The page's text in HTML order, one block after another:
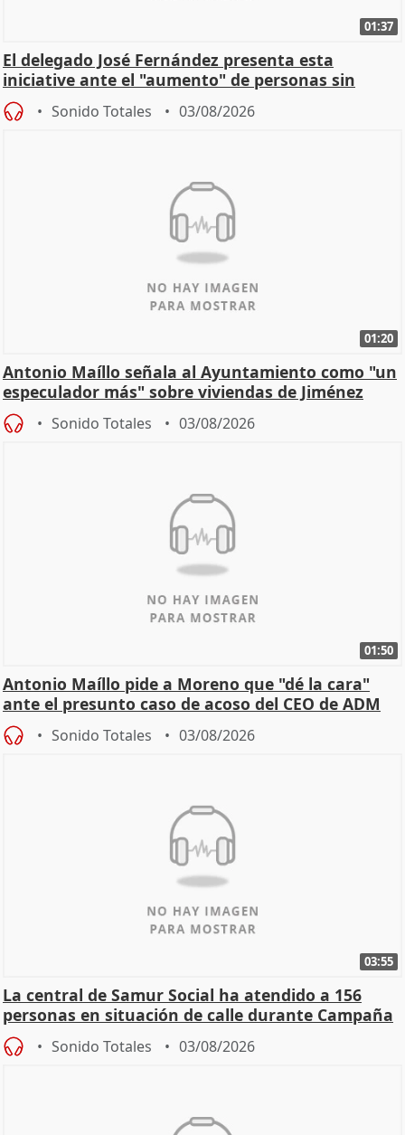
01:37
El delegado José Fernández presenta esta
iniciative ante el "aumento" de personas sin
hogar en Madri
Sonido Totales 03/08/2026
01:20
Antonio Maíllo señala al Ayuntamiento como "un
especulador más" sobre viviendas de Jiménez
Becerril
Sonido Totales 03/08/2026
01:50
Antonio Maíllo pide a Moreno que "dé la cara"
ante el presunto caso de acoso del CEO de ADM
Sonido Totales 03/08/2026
03:55
La central de Samur Social ha atendido a 156
personas en situación de calle durante Campaña
de Calor
Sonido Totales 03/08/2026